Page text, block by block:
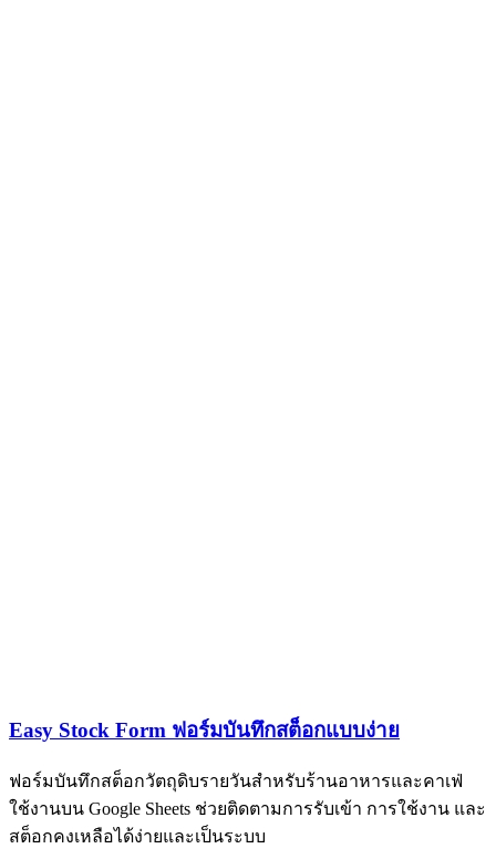
Easy Stock Form ฟอร์มบันทึกสต็อกแบบง่าย
ฟอร์มบันทึกสต็อกวัตถุดิบรายวันสำหรับร้านอาหารและคาเฟ่
ใช้งานบน Google Sheets ช่วยติดตามการรับเข้า การใช้งาน และ
สต็อกคงเหลือได้ง่ายและเป็นระบบ